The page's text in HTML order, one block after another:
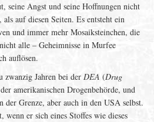
seine Angst und seine Hoffnungen nicht
auf diesen Seiten. Es entsteht ein
und immer mehr Mosaiksteinchen, die
alle – Geheimnisse in Murfee
auflösen.
zwanzig Jahren bei der DEA (Drug
amerikanischen Drogenbehörde, und
der Grenze, aber auch in den USA selbst.
er sich eines Stoffes wie dieses